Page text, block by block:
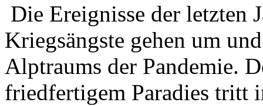
Die Ereignisse der letzten
Kriegsängste gehen um
Alptraums der Pandemie.
friedfertigem Paradies tritt